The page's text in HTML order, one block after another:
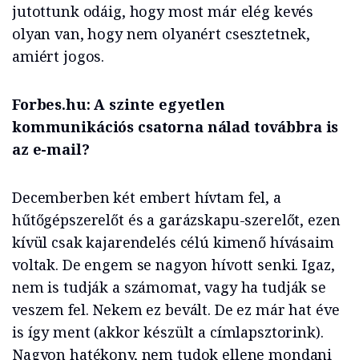
jutottunk odáig, hogy most már elég kevés
olyan van, hogy nem olyanért csesztetnek,
amiért jogos.
Forbes.hu: A szinte egyetlen
kommunikációs csatorna nálad továbbra is
az e-mail?
Decemberben két embert hívtam fel, a
hűtőgépszerelőt és a garázskapu-szerelőt, ezen
kívül csak kajarendelés célú kimenő hívásaim
voltak. De engem se nagyon hívott senki. Igaz,
nem is tudják a számomat, vagy ha tudják se
veszem fel. Nekem ez bevált. De ez már hat éve
is így ment (akkor készült a címlapsztorink).
Nagyon hatékony, nem tudok ellene mondani